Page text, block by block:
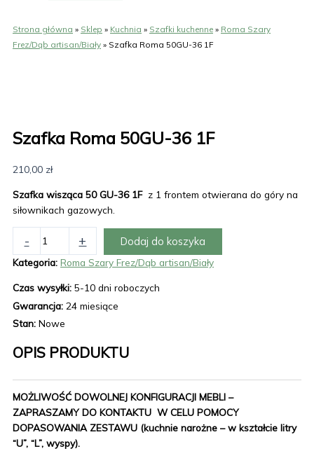
Strona główna » Sklep » Kuchnia » Szafki kuchenne » Roma Szary
Frez/Dąb artisan/Biały » Szafka Roma 50GU-36 1F
Szafka Roma 50GU-36 1F
210,00 zł
Szafka wisząca 50 GU-36 1F z 1 frontem otwierana do góry na
siłownikach gazowych.
- + Dodaj do koszyka
Kategoria: Roma Szary Frez/Dąb artisan/Biały
Czas wysyłki: 5-10 dni roboczych
Gwarancja: 24 miesiące
Stan: Nowe
OPIS PRODUKTU
MOŻLIWOŚĆ DOWOLNEJ KONFIGURACJI MEBLI –
ZAPRASZAMY DO KONTAKTU W CELU POMOCY
DOPASOWANIA ZESTAWU (kuchnie narożne – w kształcie litry
“U”, “L”, wyspy).